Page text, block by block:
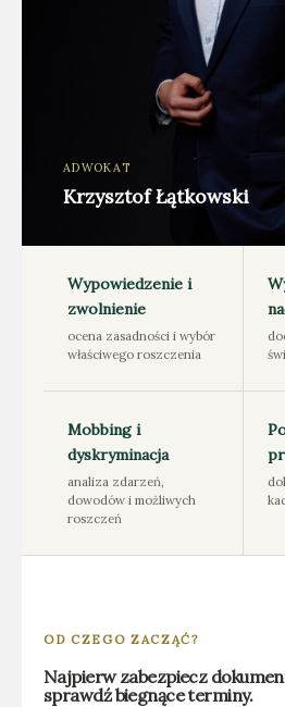
ADWOKAT
Krzysztof Łątkowski
Wypowiedzenie i
zwolnienie
ocena zasadności i wybór
właściwego roszczenia
Mobbing i
dyskryminacja
analiza zdarzeń,
dowodów i możliwych
roszczeń
OD CZEGO ZACZĄĆ?
Najpierw zabezpiecz
sprawdź biegnące terminy.